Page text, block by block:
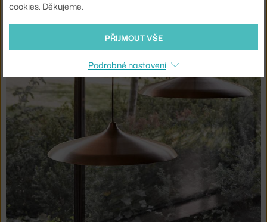
cookies. Děkujeme.
PŘIJMOUT VŠE
Podrobné nastavení